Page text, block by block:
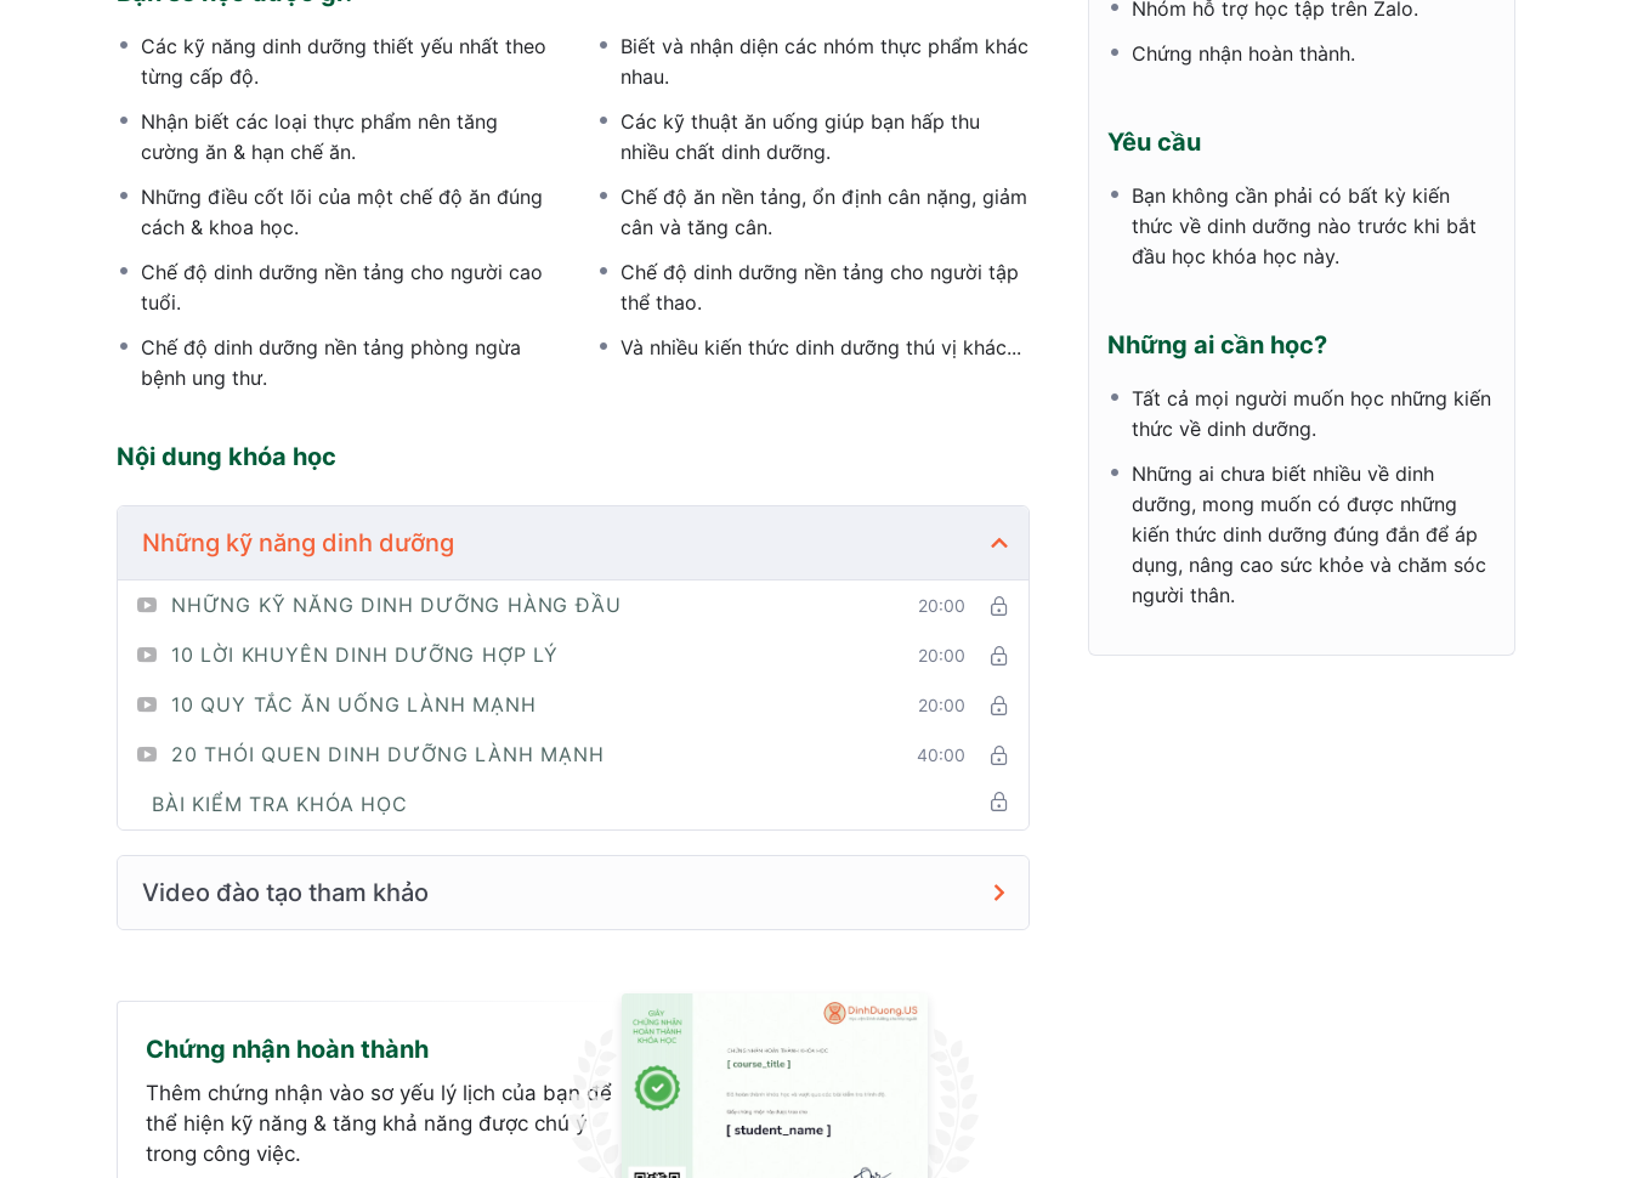
Các kỹ năng dinh dưỡng thiết yếu nhất theo
từng cấp độ.
Biết và nhận diện các nhóm thực phẩm khác
nhau.
Nhận biết các loại thực phẩm nên tăng
cường ăn & hạn chế ăn.
Các kỹ thuật ăn uống giúp bạn hấp thu
nhiều chất dinh dưỡng.
Những điều cốt lõi của một chế độ ăn đúng
cách & khoa học.
Chế độ ăn nền tảng, ổn định cân nặng, giảm
cân và tăng cân.
Chế độ dinh dưỡng nền tảng cho người cao
tuổi.
Chế độ dinh dưỡng nền tảng cho người tập
thể thao.
Chế độ dinh dưỡng nền tảng phòng ngừa
bệnh ung thư.
Và nhiều kiến thức dinh dưỡng thú vị khác...
Nội dung khóa học
Những kỹ năng dinh dưỡng
NHỮNG KỸ NĂNG DINH DƯỠNG HÀNG ĐẦU 20:00
10 LỜI KHUYÊN DINH DƯỠNG HỢP LÝ 20:00
10 QUY TẮC ĂN UỐNG LÀNH MẠNH 20:00
20 THÓI QUEN DINH DƯỠNG LÀNH MẠNH 40:00
BÀI KIỂM TRA KHÓA HỌC
Video đào tạo tham khảo
Chứng nhận hoàn thành
Thêm chứng nhận vào sơ yếu lý lịch của bạn để
thể hiện kỹ năng & tăng khả năng được chú ý
trong công việc.
Nhóm hỗ trợ học tập trên Zalo.
Chứng nhận hoàn thành.
Yêu cầu
Bạn không cần phải có bất kỳ kiến
thức về dinh dưỡng nào trước khi bắt
đầu học khóa học này.
Những ai cần học?
Tất cả mọi người muốn học những kiến
thức về dinh dưỡng.
Những ai chưa biết nhiều về dinh
dưỡng, mong muốn có được những
kiến thức dinh dưỡng đúng đắn để áp
dụng, nâng cao sức khỏe và chăm sóc
người thân.